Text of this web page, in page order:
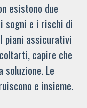
esistono due
sogni e i rischi di
piani assicurativi
capire che
soluzione. Le
e insieme.